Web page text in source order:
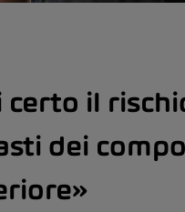
certo il
dei